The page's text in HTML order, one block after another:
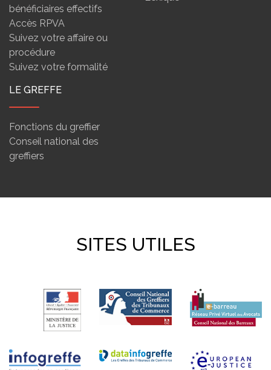
bénéficiaires effectifs
Accès RPVA
Suivez votre affaire ou
procédure
Suivez votre formalité
LE GREFFE
Fonctions du greffier
Conseil national des
greffiers
SITES UTILES